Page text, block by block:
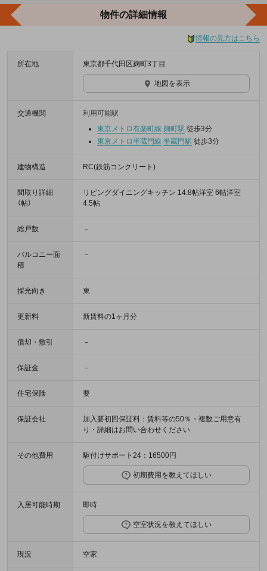
物件の詳細情報
情報の見方はこちら
所在地 東京都千代田区麹町3丁目
地図を表示
交通機関
利用可能駅
東京メトロ有楽町線 麹町駅 徒歩3分
東京メトロ半蔵門線 半蔵門駅 徒歩3分
建物構造 RC(鉄筋コンクリート)
間取り詳細
（帖）
リビングダイニングキッチン 14.8帖洋室 6帖洋室
4.5帖
総戸数 －
バルコニー面
積
－
採光向き 東
更新料 新賃料の1ヶ月分
償却・敷引 －
保証金 －
住宅保険 要
保証会社
加入要初回保証料：賃料等の50％・複数ご用意有
り・詳細はお問い合わせください
その他費用 駆付けサポート24：16500円
初期費用を教えてほしい
入居可能時期 即時
空室状況を教えてほしい
現況 空家